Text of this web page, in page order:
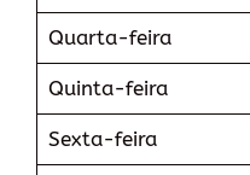
Quarta-feira
Quinta-feira
Sexta-feira